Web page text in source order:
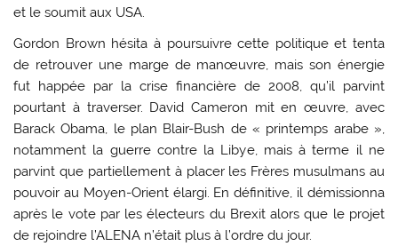
et le soumit aux USA.
Gordon Brown hésita à poursuivre cette politique et tenta
de retrouver une marge de manœuvre, mais son énergie
fut happée par la crise financière de 2008, qu’il parvint
pourtant à traverser. David Cameron mit en œuvre, avec
Barack Obama, le plan Blair-Bush de « printemps arabe »,
notamment la guerre contre la Libye, mais à terme il ne
parvint que partiellement à placer les Frères musulmans au
pouvoir au Moyen-Orient élargi. En définitive, il démissionna
après le vote par les électeurs du Brexit alors que le projet
de rejoindre l’ALENA n’était plus à l’ordre du jour.